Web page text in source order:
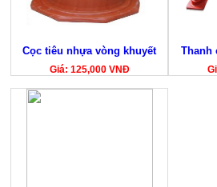
Cọc tiêu nhựa vòng khuyết
Giá: 125,000 VNĐ
Thanh